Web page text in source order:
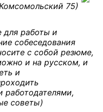
75)
для работы и
собеседования
с собой резюме,
и на русском, и
и
работодателями,
советы)